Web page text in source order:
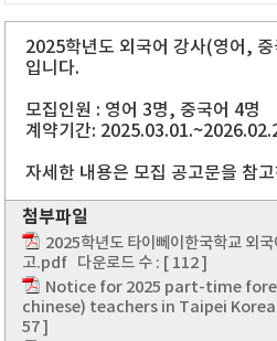
2025학년도 외국어 강사(영어,
입니다.
모집인원 : 영어 3명, 중국어 4명
계약기간:
자세한 내용은 모집 공고문을 참
첨부파일
2025학년도 타이뻬이한국학교 외
고.pdf 다운로드 수 : [ 112 ]
Notice for 2025 part-time
chinese) teachers in Taipei
57 ]